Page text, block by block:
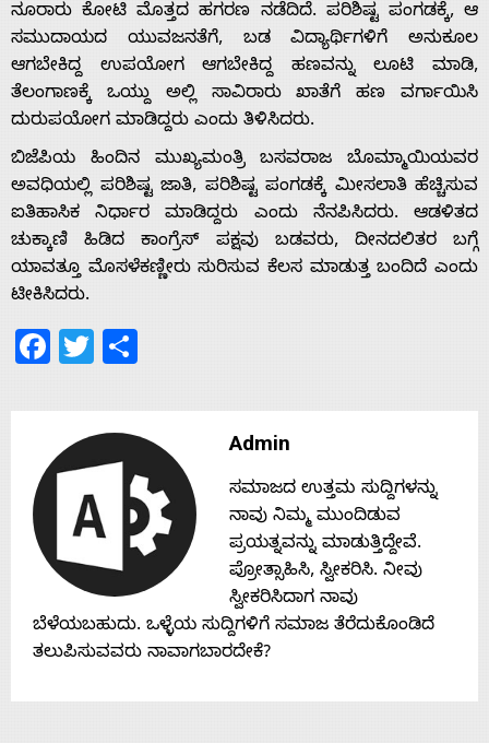
Us
ನೂರಾರು ಕೋಟಿ ಮೊತ್ತದ ಹಗರಣ ನಡೆದಿದೆ. ಪರಿಶಿಷ್ಟ ಪಂಗಡಕ್ಕೆ, ಆ
ಸಮುದಾಯದ ಯುವಜನತೆಗೆ, ಬಡ ವಿದ್ಯಾರ್ಥಿಗಳಿಗೆ ಅನುಕೂಲ
ಆಗಬೇಕಿದ್ದ ಉಪಯೋಗ ಆಗಬೇಕಿದ್ದ ಹಣವನ್ನು ಲೂಟಿ ಮಾಡಿ,
ತೆಲಂಗಾಣಕ್ಕೆ ಒಯ್ದು ಅಲ್ಲಿ ಸಾವಿರಾರು ಖಾತೆಗೆ ಹಣ ವರ್ಗಾಯಿಸಿ
ದುರುಪಯೋಗ ಮಾಡಿದ್ದರು ಎಂದು ತಿಳಿಸಿದರು.
ಬಿಜೆಪಿಯ ಹಿಂದಿನ ಮುಖ್ಯಮಂತ್ರಿ ಬಸವರಾಜ ಬೊಮ್ಮಾಯಿಯವರ
ಅವಧಿಯಲ್ಲಿ ಪರಿಶಿಷ್ಟ ಜಾತಿ, ಪರಿಶಿಷ್ಟ ಪಂಗಡಕ್ಕೆ ಮೀಸಲಾತಿ ಹೆಚ್ಚಿಸುವ
ಐತಿಹಾಸಿಕ ನಿರ್ಧಾರ ಮಾಡಿದ್ದರು ಎಂದು ನೆನಪಿಸಿದರು. ಆಡಳಿತದ
ಚುಕ್ಕಾಣಿ ಹಿಡಿದ ಕಾಂಗ್ರೆಸ್ ಪಕ್ಷವು ಬಡವರು, ದೀನದಲಿತರ ಬಗ್ಗೆ
ಯಾವತ್ತೂ ಮೊಸಳೆಕಣ್ಣೀರು ಸುರಿಸುವ ಕೆಲಸ ಮಾಡುತ್ತ ಬಂದಿದೆ ಎಂದು
ಟೀಕಿಸಿದರು.
Facebook
Twitter
Admin
ಸಮಾಜದ ಉತ್ತಮ ಸುದ್ದಿಗಳನ್ನು
ನಾವು ನಿಮ್ಮ ಮುಂದಿಡುವ
ಪ್ರಯತ್ನವನ್ನು ಮಾಡುತ್ತಿದ್ದೇವೆ.
ಪ್ರೋತ್ಸಾಹಿಸಿ, ಸ್ವೀಕರಿಸಿ. ನೀವು
ಸ್ವೀಕರಿಸಿದಾಗ ನಾವು
ಬೆಳೆಯಬಹುದು. ಒಳ್ಳೆಯ ಸುದ್ದಿಗಳಿಗೆ ಸಮಾಜ ತೆರೆದುಕೊಂಡಿದೆ
ತಲುಪಿಸುವವರು ನಾವಾಗಬಾರದೇಕೆ?